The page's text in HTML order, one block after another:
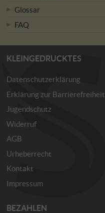
Glossar
FAQ
KLEINGEDRUCKTES
Datenschutzerklärung
Erklärung zur Barrierefreiheit
Jugendschutz
Widerruf
AGB
Urheberrecht
Kontakt
Impressum
BEZAHLEN